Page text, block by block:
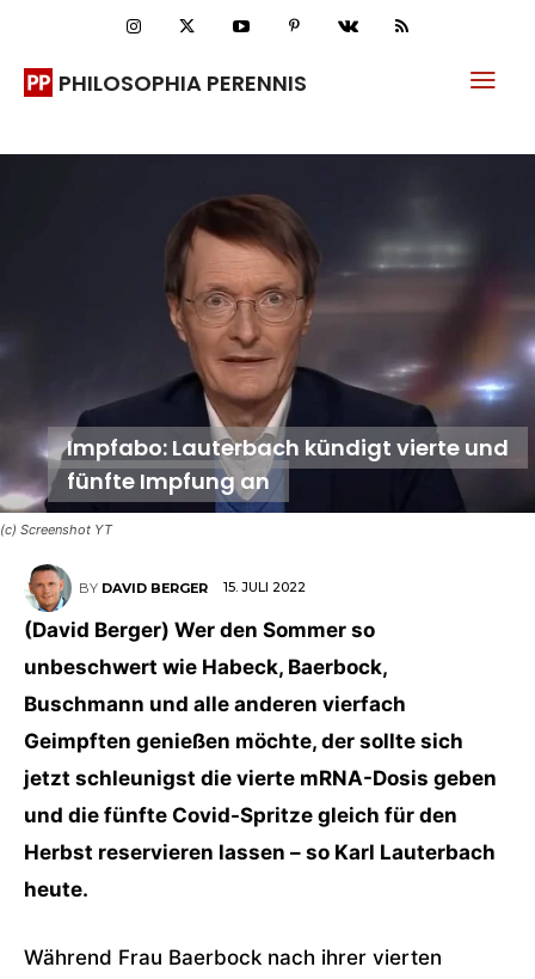
PHILOSOPHIA PERENNIS
(c) Screenshot YT
Impfabo: Lauterbach kündigt vierte und
fünfte Impfung an
BY DAVID BERGER 15. JULI 2022
(David Berger) Wer den Sommer so
unbeschwert wie Habeck, Baerbock,
Buschmann und alle anderen vierfach
Geimpften genießen möchte, der sollte sich
jetzt schleunigst die vierte mRNA-Dosis geben
und die fünfte Covid-Spritze gleich für den
Herbst reservieren lassen – so Karl Lauterbach
heute.
Während Frau Baerbock nach ihrer vierten